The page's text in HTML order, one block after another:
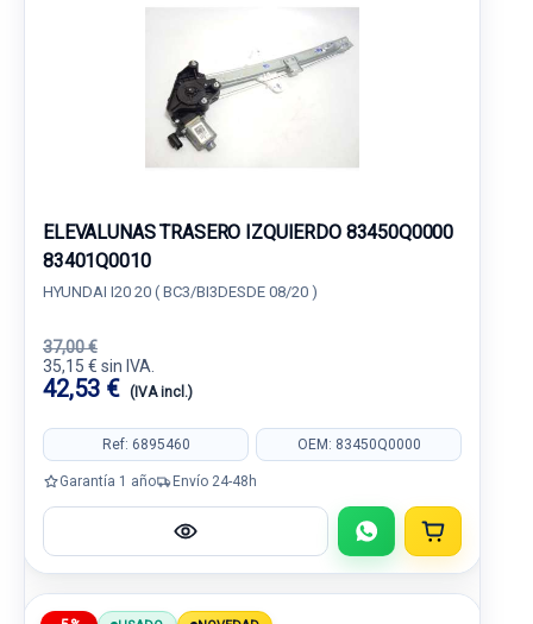
ELEVALUNAS TRASERO IZQUIERDO 83450Q0000
83401Q0010
HYUNDAI I20 20 ( BC3/BI3DESDE 08/20 )
37,00 €
35,15 € sin IVA.
42,53 € (IVA incl.)
Ref: 6895460 OEM: 83450Q0000
Garantía 1 año Envío 24-48h